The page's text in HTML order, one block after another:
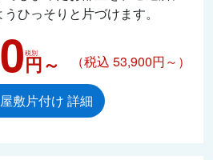
ひっそりと片づけます。
税別
円～ （税込 53,900円～）
敷片付け 詳細